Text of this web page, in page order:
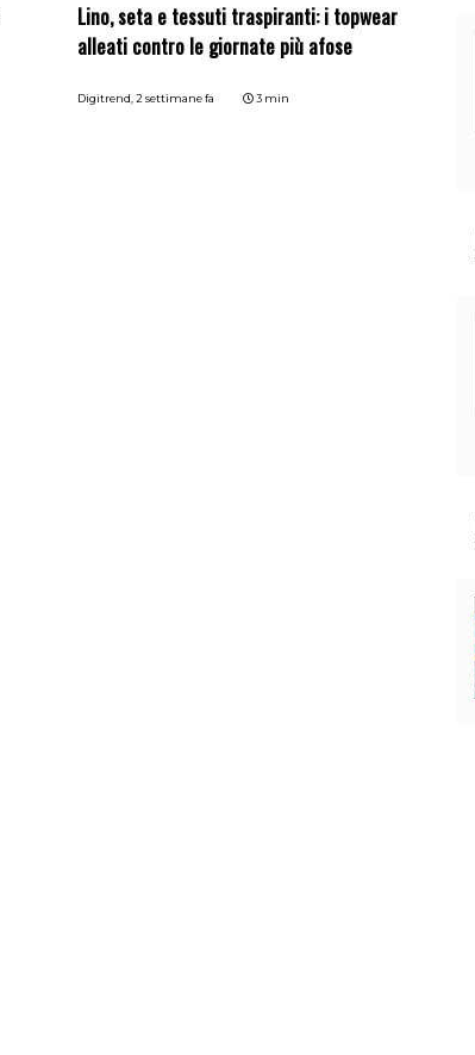
Lino, seta e tessuti traspiranti: i topwear
alleati contro le giornate più afose
Digitrend,2 settimane fa 3 min